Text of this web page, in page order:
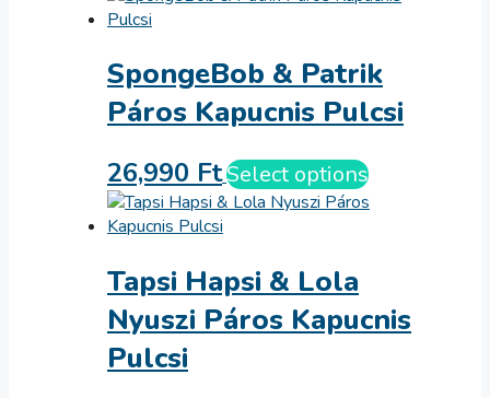
SpongeBob & Patrik
Páros Kapucnis Pulcsi
26,990 FtSelect options
Tapsi Hapsi & Lola
Nyuszi Páros Kapucnis
Pulcsi